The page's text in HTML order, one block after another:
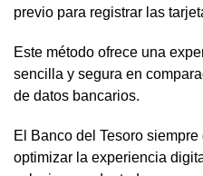
previo para registrar las
Este método ofrece una
sencilla y segura en
de datos bancarios.
El Banco del Tesoro
optimizar la experiencia